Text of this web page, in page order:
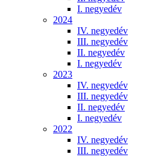
I. negyedév
2024
IV. negyedév
III. negyedév
II. negyedév
I. negyedév
2023
IV. negyedév
III. negyedév
II. negyedév
I. negyedév
2022
IV. negyedév
III. negyedév